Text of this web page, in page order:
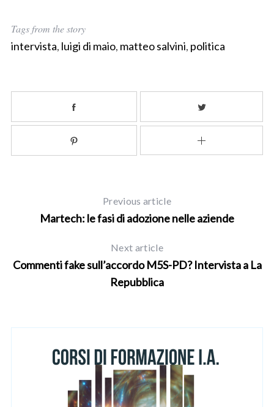
Tags from the story
intervista, luigi di maio, matteo salvini, politica
Previous article
Martech: le fasi di adozione nelle aziende
Next article
Commenti fake sull’accordo M5S-PD? Intervista a La
Repubblica